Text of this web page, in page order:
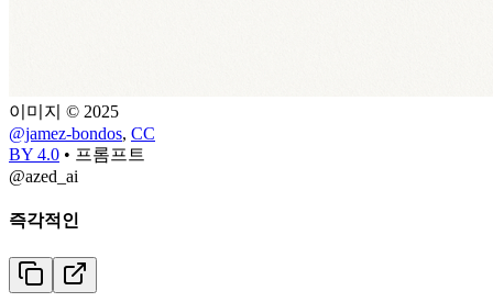
이미지 © 2025
@jamez-bondos, CC
BY 4.0 • 프롬프트
@azed_ai
즉각적인